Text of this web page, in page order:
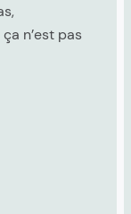
n’est pas